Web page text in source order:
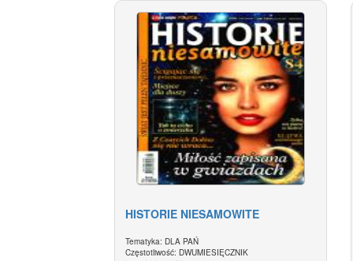
HISTORIE NIESAMOWITE
Tematyka: DLA PAŃ
Częstotliwość: DWUMIESIĘCZNIK